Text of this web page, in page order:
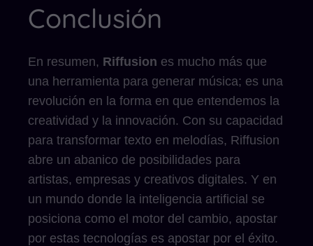
Conclusión
En resumen, Riffusion es mucho más que
una herramienta para generar música; es una
revolución en la forma en que entendemos la
creatividad y la innovación. Con su capacidad
para transformar texto en melodías, Riffusion
abre un abanico de posibilidades para
artistas, empresas y creativos digitales. Y en
un mundo donde la inteligencia artificial se
posiciona como el motor del cambio, apostar
por estas tecnologías es apostar por el éxito.